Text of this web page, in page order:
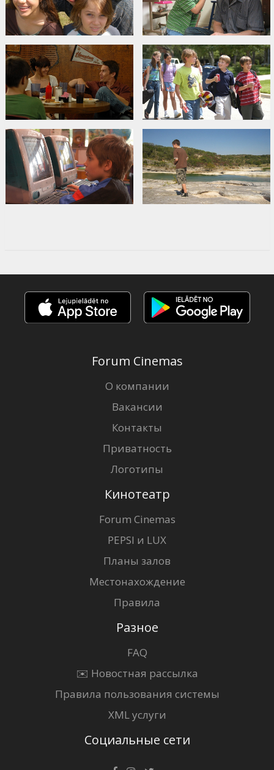
Forum Cinemas
О компании
Вакансии
Контакты
Приватность
Логотипы
Кинотеатр
Forum Cinemas
PEPSI и LUX
Планы залов
Местонахождение
Правила
Разное
FAQ
✉️ Новостная рассылка
Правила пользования системы
XML услуги
Социальные сети